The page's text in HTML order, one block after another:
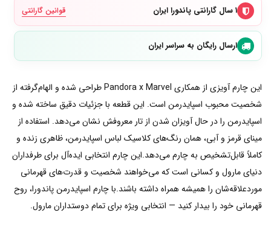
۱ سال گارانتی پاندورا ایران قوانین گارانتی
ارسال رایگان به سراسر ایران
این چارم آویزی از همکاری Pandora x Marvel طراحی شده و الهام‌گرفته از
شخصیت محبوب اسپایدرمن است. این قطعه با جزئیات دقیق ساخته شده و
اسپایدرمن را در حال آویزان شدن از تار معروفش نشان می‌دهد. استفاده از
مینای قرمز و آبی، همان رنگ‌های کلاسیک لباس اسپایدرمن، ظاهری زنده و
کاملاً قابل‌تشخیص به چارم می‌دهد.این چارم انتخابی ایده‌آل برای طرفداران
دنیای مارول و کسانی است که می‌خواهند شخصیت و قدرت‌های قهرمانی
موردعلاقه‌شان را همیشه همراه داشته باشند.با چارم اسپایدرمن پاندورا، روح
قهرمانی خود را بیدار کنید — انتخابی ویژه برای تمام دوستداران مارول.